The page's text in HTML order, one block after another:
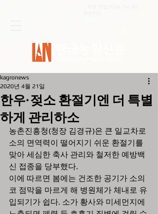
한우·젖소 환절기엔 더 특별
하게 관리하소
kagronews
2020년 4월 21일
농촌진흥청(청장 김경규)은 큰 일교차로
소의 면역력이 떨어지기 쉬운 환절기를
맞아 세심한 축사 관리와 철저한 예방백
신 접종을 당부했다.
이에 따르면 봄에는 건조한 공기가 소의
코 점막을 마르게 해 병원체가 체내로 유
입되기가 쉽다. 소가 황사와 미세먼지에